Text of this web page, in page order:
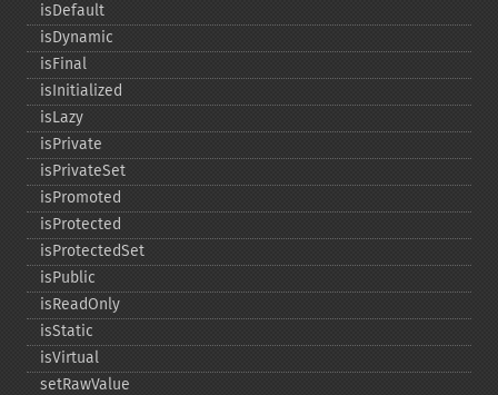
isDefault
isDynamic
isFinal
isInitialized
isLazy
isPrivate
isPrivateSet
isPromoted
isProtected
isProtectedSet
isPublic
isReadOnly
isStatic
isVirtual
setRawValue